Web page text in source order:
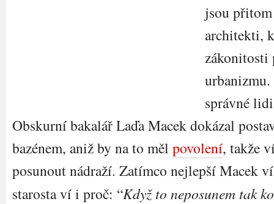
jsou
architekti,
urbanizmu.
správné
Obskurní bakalář Laďa Macek dokázal
bazénem, aniž by na to měl povolení, takže
posunout nádraží. Zatímco nejlepší Macek
starosta ví i proč: “Když to neposunem tak